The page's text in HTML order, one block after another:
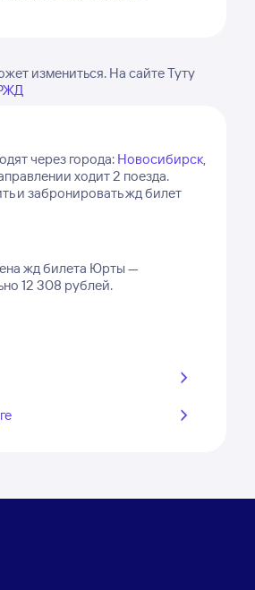
измениться. На сайте Туту
через города: Новосибирск,
ходит 2 поезда.
и забронировать жд билет
жд билета Юрты —
12 308 рублей.